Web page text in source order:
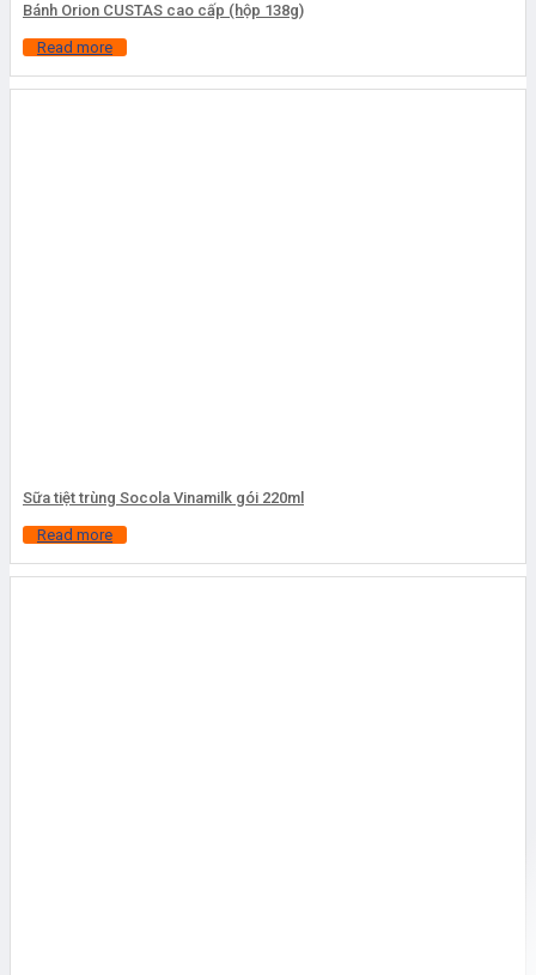
Bánh Orion CUSTAS cao cấp (hộp 138g)
Read more
Sữa tiệt trùng Socola Vinamilk gói 220ml
Read more